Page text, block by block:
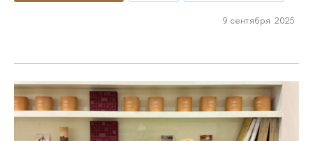
9 сентября 2025